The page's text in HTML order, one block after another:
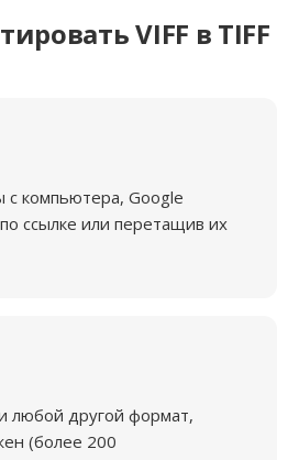
VIFF в TIFF
компьютера, Google
ссылке или перетащив их
любой другой формат,
(более 200